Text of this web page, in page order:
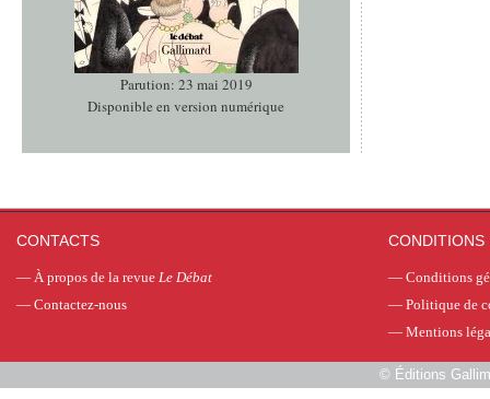
Parution: 23 mai 2019
Disponible en version numérique
CONTACTS
— À propos de la revue Le Débat
— Contactez-nous
CONDITIONS
— Conditions
— Politique de
— Mentions
© Éditions